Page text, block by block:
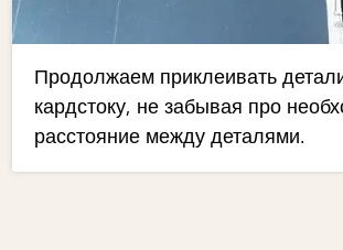
Продолжаем приклеивать
кардстоку, не забывая про
расстояние между деталями.